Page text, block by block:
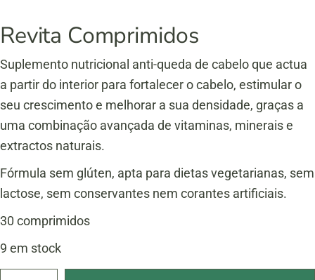
Revita Comprimidos
Suplemento nutricional anti-queda de cabelo que actua
a partir do interior para fortalecer o cabelo, estimular o
seu crescimento e melhorar a sua densidade, graças a
uma combinação avançada de vitaminas, minerais e
extractos naturais.
Fórmula sem glúten, apta para dietas vegetarianas, sem
lactose, sem conservantes nem corantes artificiais.
30 comprimidos
9 em stock